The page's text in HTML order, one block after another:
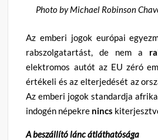
Photo by Michael Robinson
Az emberi jogok európai
rabszolgatartást, de nem a
elektromos autót az EU zéró
értékeli és az elterjedését az
Az emberi jogok standardja
indogén népekre nincs
A beszállító lánc átláthatósága